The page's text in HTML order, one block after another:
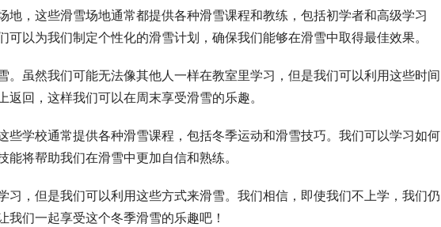
地，这些滑雪场地通常都提供各种滑雪课程和教练，包括初学者和高级学习
以为我们制定个性化的滑雪计划，确保我们能够在滑雪中取得最佳效果。
。虽然我们可能无法像其他人一样在教室里学习，但是我们可以利用这些时间
回，这样我们可以在周末享受滑雪的乐趣。
些学校通常提供各种滑雪课程，包括冬季运动和滑雪技巧。我们可以学习如何
将帮助我们在滑雪中更加自信和熟练。
习，但是我们可以利用这些方式来滑雪。我们相信，即使我们不上学，我们仍
们一起享受这个冬季滑雪的乐趣吧！